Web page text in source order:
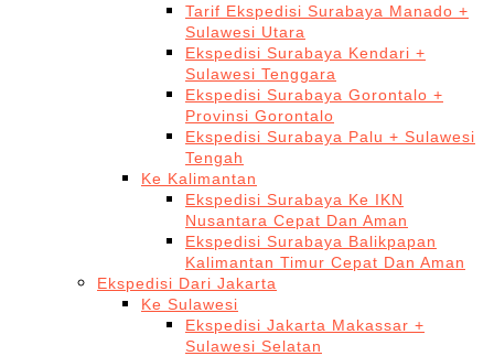
Tarif Ekspedisi Surabaya Manado +
Sulawesi Utara
Ekspedisi Surabaya Kendari +
Sulawesi Tenggara
Ekspedisi Surabaya Gorontalo +
Provinsi Gorontalo
Ekspedisi Surabaya Palu + Sulawesi
Tengah
Ke Kalimantan
Ekspedisi Surabaya Ke IKN
Nusantara Cepat Dan Aman
Ekspedisi Surabaya Balikpapan
Kalimantan Timur Cepat Dan Aman
Ekspedisi Dari Jakarta
Ke Sulawesi
Ekspedisi Jakarta Makassar +
Sulawesi Selatan